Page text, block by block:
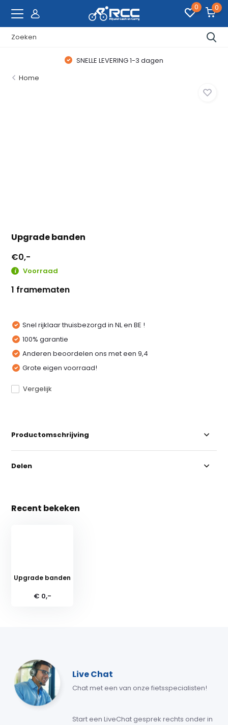
0 0
SNELLE LEVERING 1-3 dagen
Home
Upgrade banden
€0,-
Voorraad
1 framematen
Snel rijklaar thuisbezorgd in NL en BE !
100% garantie
Anderen beoordelen ons met een 9,4
Grote eigen voorraad!
Vergelijk
Productomschrijving
Delen
Recent bekeken
Upgrade banden
€ 0,-
Live Chat
Chat met een van onze fietsspecialisten!
Start een LiveChat gesprek rechts onder in